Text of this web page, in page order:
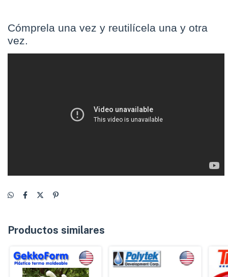
Cómprela una vez y reutilícela una y otra
vez.
Productos similares